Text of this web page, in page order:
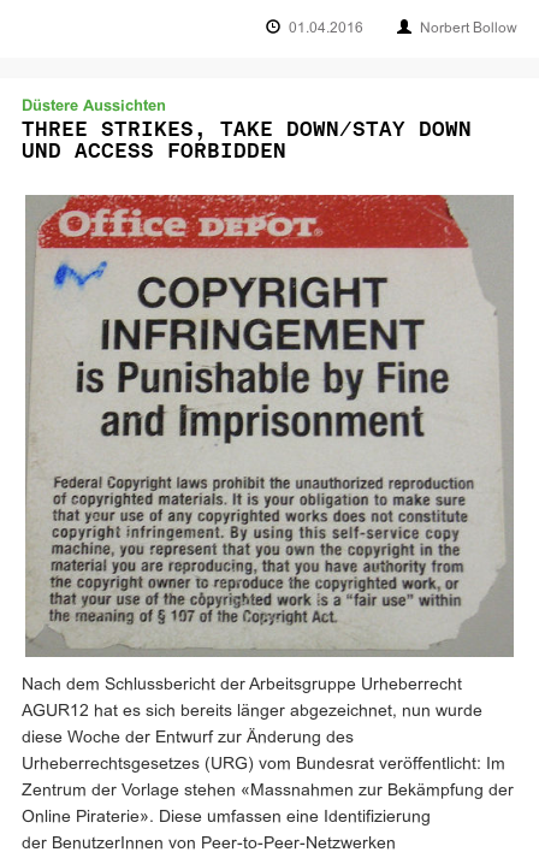
01.04.2016 Norbert Bollow
Düstere Aussichten
THREE STRIKES, TAKE DOWN/STAY DOWN
UND ACCESS FORBIDDEN
Nach dem Schlussbericht der Arbeitsgruppe Urheberrecht
AGUR12 hat es sich bereits länger abgezeichnet, nun wurde
diese Woche der Entwurf zur Änderung des
Urheberrechtsgesetzes (URG) vom Bundesrat veröffentlicht: Im
Zentrum der Vorlage stehen «Massnahmen zur Bekämpfung der
Online Piraterie». Diese umfassen eine Identifizierung
der BenutzerInnen von Peer-to-Peer-Netzwerken